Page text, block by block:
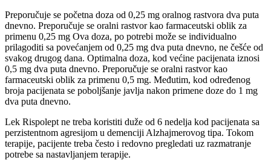
Preporučuje se početna doza od 0,25 mg oralnog rastvora dva puta
dnevno. Preporučuje se oralni rastvor kao farmaceutski oblik za
primenu 0,25 mg Ova doza, po potrebi može se individualno
prilagoditi sa povećanjem od 0,25 mg dva puta dnevno, ne češće od
svakog drugog dana. Optimalna doza, kod većine pacijenata iznosi
0,5 mg dva puta dnevno. Preporučuje se oralni rastvor kao
farmaceutski oblik za primenu 0,5 mg. Međutim, kod određenog
broja pacijenata se poboljšanje javlja nakon primene doze do 1 mg
dva puta dnevno.
Lek Rispolept ne treba koristiti duže od 6 nedelja kod pacijenata sa
perzistentnom agresijom u demenciji Alzhajmerovog tipa. Tokom
terapije, pacijente treba često i redovno pregledati uz razmatranje
potrebe sa nastavljanjem terapije.